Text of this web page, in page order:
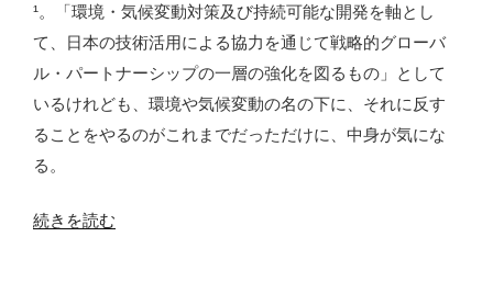
ジ
ル
の
食
料
危
¹。「環境・気候変動対策及び持続可能な開発を軸とし
て、日本の技術活用による協力を通じて戦略的グローバ
ル・パートナーシップの一層の強化を図るもの」として
いるけれども、環境や気候変動の名の下に、それに反す
ることをやるのがこれまでだっただけに、中身が気にな
る。
“岸
続きを読む